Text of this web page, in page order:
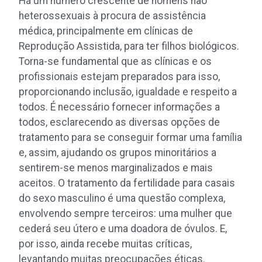
heterossexuais à procura de assistência
médica, principalmente em clínicas de
Reprodução Assistida, para ter filhos biológicos.
Torna-se fundamental que as clínicas e os
profissionais estejam preparados para isso,
proporcionando inclusão, igualdade e respeito a
todos. É necessário fornecer informações a
todos, esclarecendo as diversas opções de
tratamento para se conseguir formar uma família
e, assim, ajudando os grupos minoritários a
sentirem-se menos marginalizados e mais
aceitos. O tratamento da fertilidade para casais
do sexo masculino é uma questão complexa,
envolvendo sempre terceiros: uma mulher que
cederá seu útero e uma doadora de óvulos. E,
por isso, ainda recebe muitas críticas,
levantando muitas preocupações éticas.